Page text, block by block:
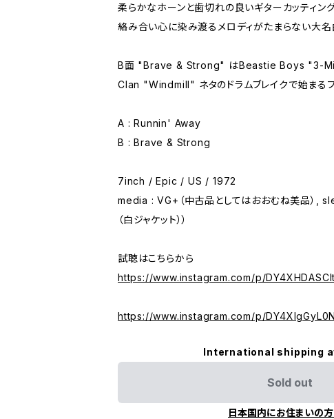
柔らかなホーンと歯切れの良いギターカッティン
絡み合い心に染み渡るメロディがたまらない大名
B面 "Brave & Strong" はBeastie Boys "3-
Clan "Windmill" ネタのドラムブレイクで始まるフ
A : Runnin' Away
B : Brave & Strong
7inch / Epic / US / 1972
media : VG+（中古品としてはおおむね美品）,
（白ジャケット））
試聴はこちらから
https://www.instagram.com/p/
https://www.instagram.com/p/
International shipping
Sold out
日本国内にお住まいの